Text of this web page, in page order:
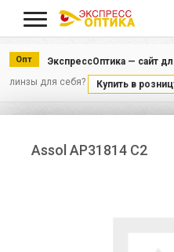
Опт ЭкспрессОптика — сайт
линзы для себя?
Купить в
Assol AP31814 C2